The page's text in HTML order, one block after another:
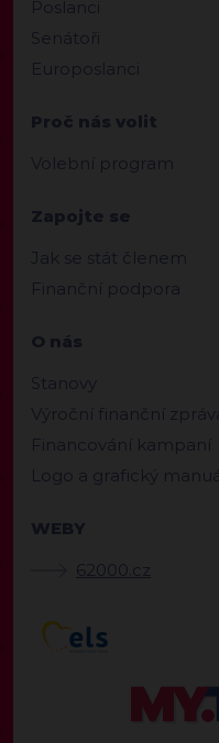
Poslanci
Senátoři
Europoslanci
Proč nás volit
Volební program
Zapojte se
Jak se stát členem
Finanční podpora
O nás
Stanovy
Výroční finanční zpráva
Financování kampaní
Logo a grafický manuál
WEBY
62000.cz